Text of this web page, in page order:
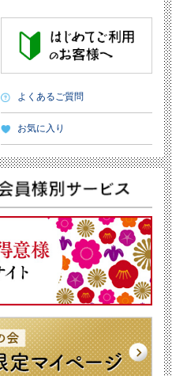
よくあるご質問
お気に入り